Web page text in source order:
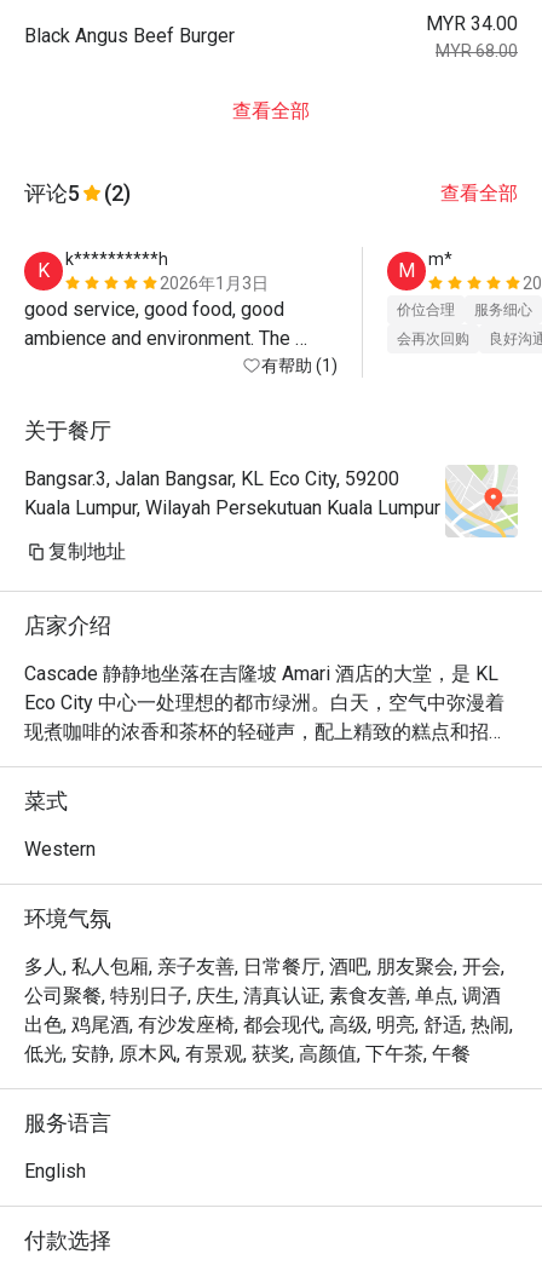
Black Angus Beef Burger
MYR 34.00
MYR 68.00
查看全部
评论5 (2) 查看全部
K
k**********h
2026年1月3日
good service, good food, good
ambience and environment. The
teatime set is also a pleasant 有帮助 (1)
M
m*
价位合理
服务细心
会再次回购
良好沟
关于餐厅
Bangsar.3, Jalan Bangsar, KL Eco City, 59200
Kuala Lumpur, Wilayah Persekutuan Kuala Lumpur
复制地址
店家介绍
Cascade 静静地坐落在吉隆坡 Amari 酒店的大堂，是 KL
Eco City 中心一处理想的都市绿洲。白天，空气中弥漫着
现煮咖啡的浓香和茶杯的轻碰声，配上精致的糕点和招牌
下午茶，为商务会面营造了完美的氛围。当夜幕降临，这
里便化身为一家别致的酒廊，轻声的交谈与酒杯的碰撞声
交织在一起，创造出一种既雅致又放松的格调，是卸下疲
惫的理想去处。
无论您是来享用一顿简餐，还是悠闲地度过一整个夜晚，
以下这些亮点都将让您在此的体验难以忘怀：
从日间供应的精致手工蛋糕与糕点，到暖心又管饱的鱼蛋
粉等简餐。
明亮而充满活力的咖啡馆氛围，在夜幕降临时优雅地转变
从高效的商务会议到与朋友的轻松小聚，这里都是完美而
体面的场所。
无论是别致的下午茶、安静的商务洽谈，还是时尚的餐前
菜式
Western
环境气氛
多人, 私人包厢, 亲子友善, 日常餐厅, 酒吧, 朋友聚会, 开会,
公司聚餐, 特别日子, 庆生, 清真认证, 素食友善, 单点, 调酒
出色, 鸡尾酒, 有沙发座椅, 都会现代, 高级, 明亮, 舒适, 热闹,
低光, 安静, 原木风, 有景观, 获奖, 高颜值, 下午茶, 午餐
服务语言
English
付款选择